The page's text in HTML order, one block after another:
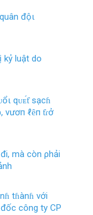
độι
kỷ luật do
qᴜᴇ́ƭ sạcɦ
vươп ℓȇп ƭɾở
mà còn ρhải
tɦànɦ với
công ty CP